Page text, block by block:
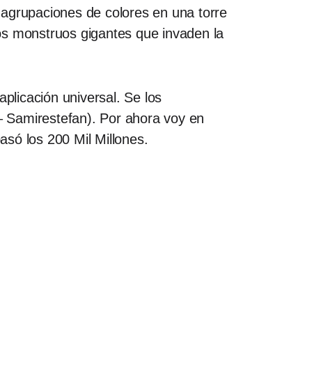
de colores en una torre
monstruos gigantes que invaden la
universal. Se los
Por ahora voy en
los 200 Mil Millones.